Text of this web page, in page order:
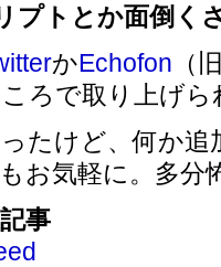
プトとか面倒く
かEchofon （
ろで取り上げ
たけど、何か
お気軽に。多分
事